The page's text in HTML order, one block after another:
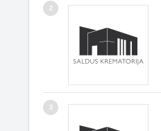
2
3